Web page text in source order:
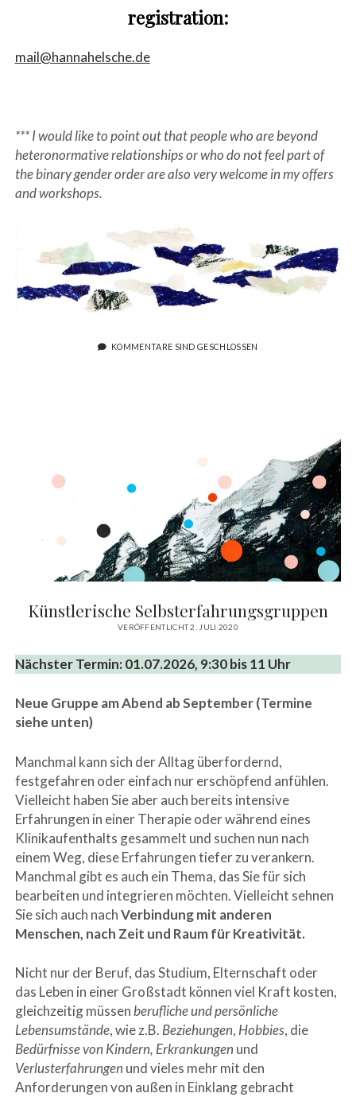
registration:
mail@hannahelsche.de
*** I would like to point out that people who are beyond
heteronormative relationships or who do not feel part of
the binary gender order are also very welcome in my offers
and workshops.
KOMMENTARE SIND GESCHLOSSEN
Künstlerische Selbsterfahrungsgruppen
VERÖFFENTLICHT 2. JULI 2020
Nächster Termin: 01.07.2026, 9:30 bis 11 Uhr
Neue Gruppe am Abend ab September (Termine
siehe unten)
Manchmal kann sich der Alltag überfordernd,
festgefahren oder einfach nur erschöpfend anfühlen.
Vielleicht haben Sie aber auch bereits intensive
Erfahrungen in einer Therapie oder während eines
Klinikaufenthalts gesammelt und suchen nun nach
einem Weg, diese Erfahrungen tiefer zu verankern.
Manchmal gibt es auch ein Thema, das Sie für sich
bearbeiten und integrieren möchten. Vielleicht sehnen
Sie sich auch nachVerbindung mit anderen
Menschen, nach Zeit und Raum für Kreativität.
Nicht nur der Beruf, das Studium, Elternschaft oder
das Leben in einer Großstadt können viel Kraft kosten,
gleichzeitig müssenberufliche und persönliche
Lebensumstände, wie z.B. Beziehungen, Hobbies, die
Bedürfnisse von Kindern, Erkrankungen und
Verlusterfahrungen und vieles mehr mit den
Anforderungen von außen in Einklang gebracht